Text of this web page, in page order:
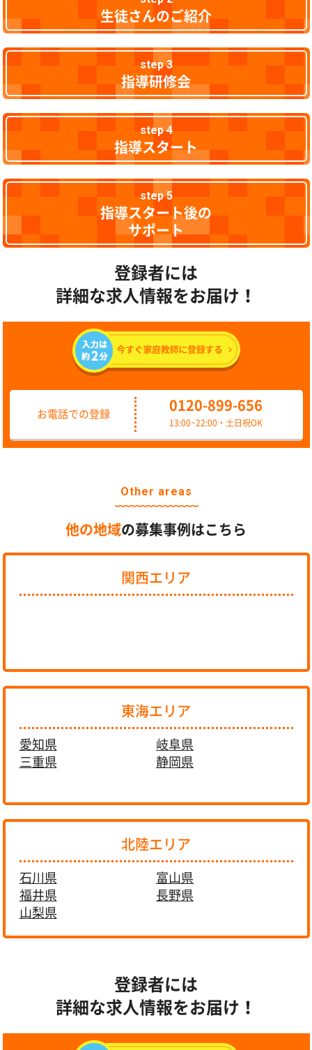
生徒さんのご紹介
step 3
指導研修会
step 4
指導スタート
step 5
指導スタート後の
サポート
登録者には
詳細な求人情報をお届け！
お電話での登録
0120-899-656
13:00~22:00・土日祝OK
Other areas
他の地域の募集事例はこちら
関西エリア
東海エリア
愛知県
岐阜県
三重県
静岡県
北陸エリア
石川県
富山県
福井県
長野県
山梨県
登録者には
詳細な求人情報をお届け！